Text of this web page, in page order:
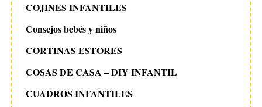
COJINES INFANTILES
Consejos bebés y niños
CORTINAS ESTORES
COSAS DE CASA – DIY INFANTIL
CUADROS INFANTILES